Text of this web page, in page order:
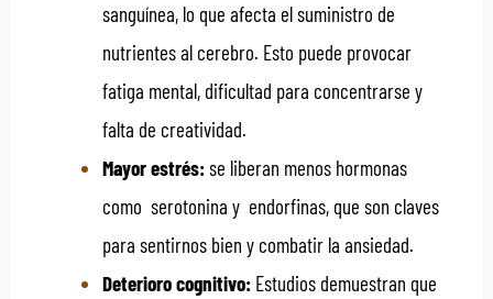
sanguínea, lo que afecta el suministro de
nutrientes al cerebro. Esto puede provocar
fatiga mental, dificultad para concentrarse y
falta de creatividad.
Mayor estrés:se liberan menos hormonas
como serotonina y endorfinas, que son claves
para sentirnos bien y combatir la ansiedad.
Deterioro cognitivo: Estudios demuestran que